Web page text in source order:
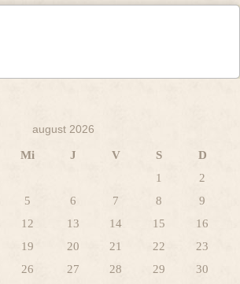
august 2026
Mi J V S
D
1
2
5 6 7 8
9
12 13 14 15
16
19 20 21 22
23
26 27 28 29
30